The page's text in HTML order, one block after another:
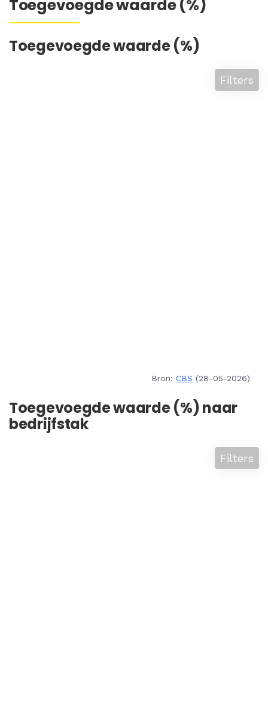
Toegevoegde waarde (%)
Toegevoegde waarde (%)
Filters
Bron: CBS (28-05-2026)
Toegevoegde waarde (%) naar
bedrijfstak
Filters